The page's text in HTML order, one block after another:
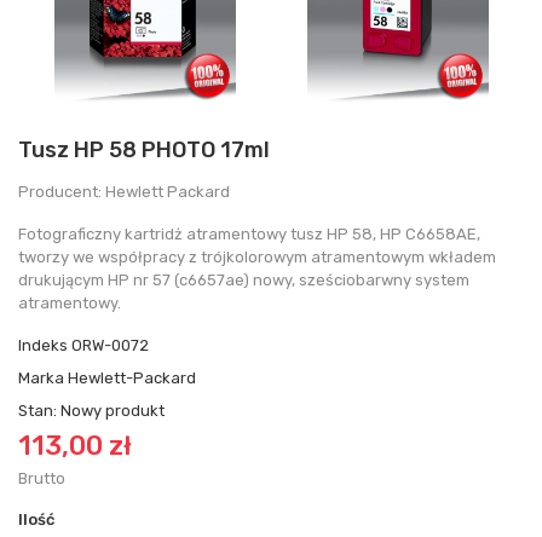
Tusz HP 58 PHOTO 17ml
Producent: Hewlett Packard
Fotograficzny kartridż atramentowy tusz HP 58, HP C6658AE,
tworzy we współpracy z trójkolorowym atramentowym wkładem
drukującym HP nr 57 (c6657ae) nowy, sześciobarwny system
atramentowy.
Indeks ORW-0072
Marka Hewlett-Packard
Stan: Nowy produkt
113,00 zł
Brutto
Ilość